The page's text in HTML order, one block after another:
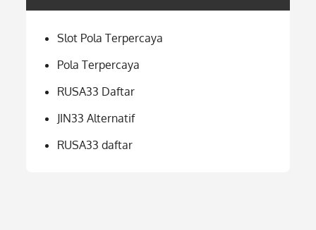
Slot Pola Terpercaya
Pola Terpercaya
RUSA33 Daftar
JIN33 Alternatif
RUSA33 daftar